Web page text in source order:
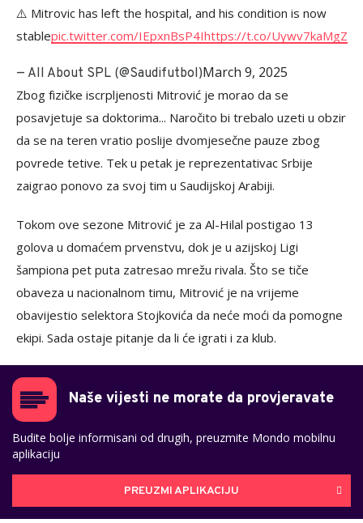
⚠️ Mitrovic has left the hospital, and his condition is now
stablepic.twitter.com/IEpxnBsP4Ihttps://t.co/Uywv7kaMgZ
— All About SPL (@Saudifutbol)March 9, 2025
Zbog fizičke iscrpljenosti Mitrović je morao da se
posavjetuje sa doktorima... Naročito bi trebalo uzeti u obzir
da se na teren vratio poslije dvomjesečne pauze zbog
povrede tetive. Tek u petak je reprezentativac Srbije
zaigrao ponovo za svoj tim u Saudijskoj Arabiji.
Tokom ove sezone Mitrović je za Al-Hilal postigao 13
golova u domaćem prvenstvu, dok je u azijskoj Ligi
šampiona pet puta zatresao mrežu rivala. Što se tiče
obaveza u nacionalnom timu, Mitrović je na vrijeme
obavijestio selektora Stojkovića da neće moći da pomogne
ekipi. Sada ostaje pitanje da li će igrati i za klub.
Naše vijesti ne morate da provjeravate
Budite bolje informisani od drugih, preuzmite Mondo mobilnu
aplikaciju
PREUZMI APLIKACIJU